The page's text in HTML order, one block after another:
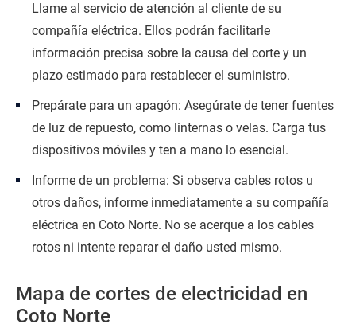
Llame al servicio de atención al cliente de su
compañía eléctrica. Ellos podrán facilitarle
información precisa sobre la causa del corte y un
plazo estimado para restablecer el suministro.
Prepárate para un apagón: Asegúrate de tener fuentes
de luz de repuesto, como linternas o velas. Carga tus
dispositivos móviles y ten a mano lo esencial.
Informe de un problema: Si observa cables rotos u
otros daños, informe inmediatamente a su compañía
eléctrica en Coto Norte. No se acerque a los cables
rotos ni intente reparar el daño usted mismo.
Mapa de cortes de electricidad en
Coto Norte